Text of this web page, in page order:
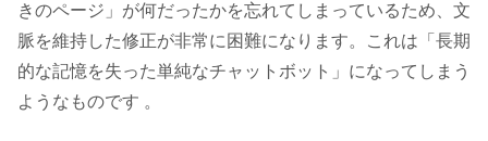
きのページ」が何だったかを忘れてしまっているため、文
脈を維持した修正が非常に困難になります。これは「長期
的な記憶を失った単純なチャットボット」になってしまう
ようなものです 。